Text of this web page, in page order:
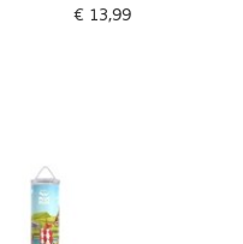
€ 13,99